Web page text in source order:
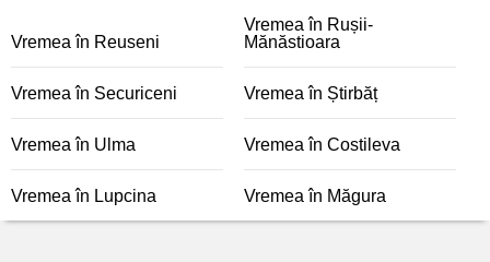
Vremea în Reuseni
Vremea în Rușii-
Mănăstioara
Vremea în Securiceni Vremea în Știrbăț
Vremea în Ulma Vremea în Costileva
Vremea în Lupcina Vremea în Măgura